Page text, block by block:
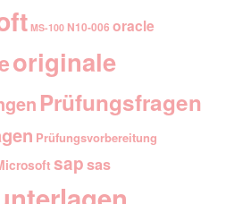
MS-100 N10-006 oracle
originale
Prüfungsfragen
Prüfungsvorbereitung
sapsas